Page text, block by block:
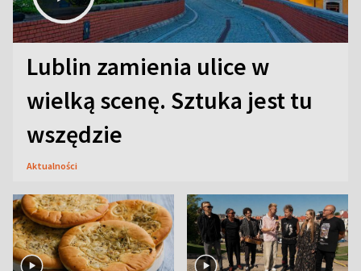
Lublin zamienia ulice w
wielką scenę. Sztuka jest tu
wszędzie
Aktualności